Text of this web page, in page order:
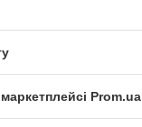
Prom.ua